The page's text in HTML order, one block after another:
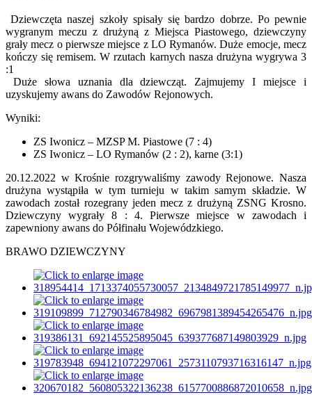
Dziewczęta naszej szkoły spisały się bardzo dobrze. Po pewnie
wygranym meczu z drużyną z Miejsca Piastowego, dziewczyny
grały mecz o pierwsze miejsce z LO Rymanów. Duże emocje, mecz
kończy się remisem. W rzutach karnych nasza drużyna wygrywa 3
:1
Duże słowa uznania dla dziewcząt. Zajmujemy I miejsce i
uzyskujemy awans do Zawodów Rejonowych.
Wyniki:
ZS Iwonicz – MZSP M. Piastowe (7 : 4)
ZS Iwonicz – LO Rymanów (2 : 2), karne (3:1)
20.12.2022 w Krośnie rozgrywaliśmy zawody Rejonowe. Nasza
drużyna wystąpiła w tym turnieju w takim samym składzie. W
zawodach został rozegrany jeden mecz z drużyną ZSNG Krosno.
Dziewczyny wygrały 8 : 4. Pierwsze miejsce w zawodach i
zapewniony awans do Półfinału Wojewódzkiego.
BRAWO DZIEWCZYNY